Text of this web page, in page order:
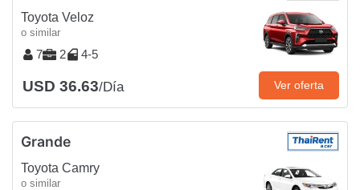
Toyota Veloz
o similar
7 2 4-5
USD 36.63/Día Ver oferta
Grande
Toyota Camry
o similar